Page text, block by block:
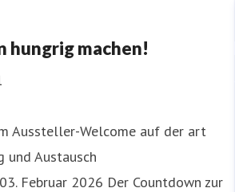
hungrig machen!
Aussteller-Welcome auf der art
und Austausch
Februar 2026 Der Countdown zur